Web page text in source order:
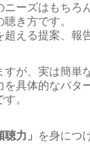
ーズはもちろ
き方です。
える提案、報
が、実は簡単
具体的なパタ
。
聴力」
を身につ